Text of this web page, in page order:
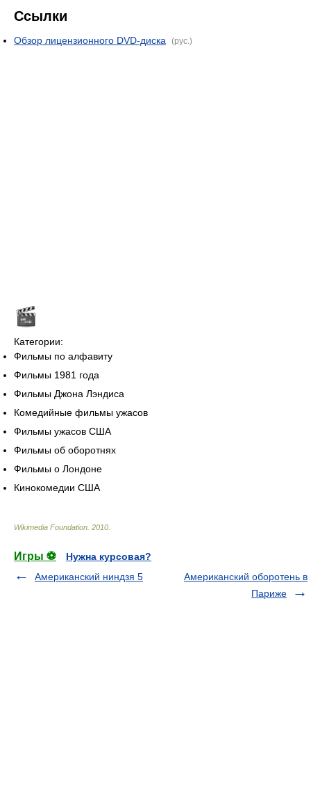
Ссылки
Обзор лицензионного DVD-диска (рус.)
Категории:
Фильмы по алфавиту
Фильмы 1981 года
Фильмы Джона Лэндиса
Комедийные фильмы ужасов
Фильмы ужасов США
Фильмы об оборотнях
Фильмы о Лондоне
Кинокомедии США
Wikimedia Foundation 2010
Игры ⚽
Нужна курсовая?
Американский ниндзя 5
Американский оборотень в
Париже